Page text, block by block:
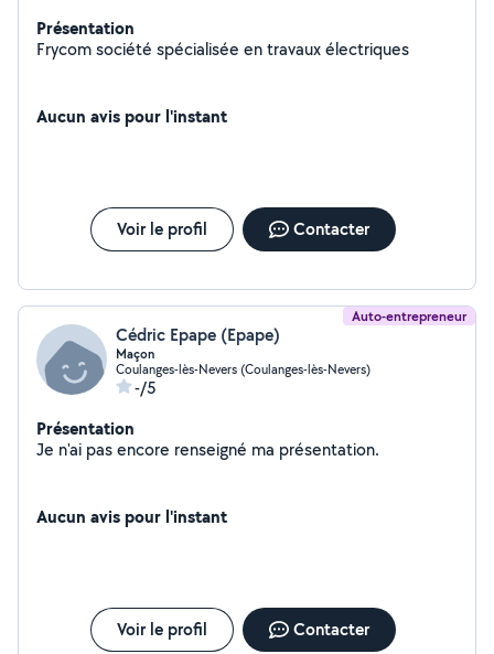
Présentation
Frycom société spécialisée en travaux électriques
Aucun avis pour l'instant
Voir le profil Contacter
Auto-entrepreneur
Cédric Epape (Epape)
Maçon
Coulanges-lès-Nevers (Coulanges-lès-Nevers)
-/5
Présentation
Je n'ai pas encore renseigné ma présentation.
Aucun avis pour l'instant
Voir le profil Contacter